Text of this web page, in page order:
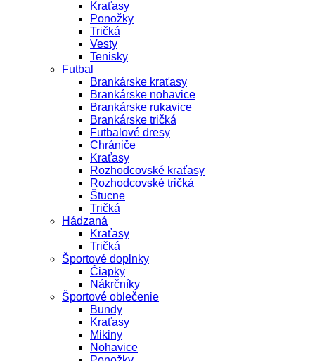
Kraťasy
Ponožky
Tričká
Vesty
Tenisky
Futbal
Brankárske kraťasy
Brankárske nohavice
Brankárske rukavice
Brankárske tričká
Futbalové dresy
Chrániče
Kraťasy
Rozhodcovské kraťasy
Rozhodcovské tričká
Štucne
Tričká
Hádzaná
Kraťasy
Tričká
Športové doplnky
Čiapky
Nákrčníky
Športové oblečenie
Bundy
Kraťasy
Mikiny
Nohavice